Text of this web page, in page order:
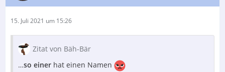
15. Juli 2021 um 15:26
Zitat von Bäh-Bär
…so einer hat einen Namen